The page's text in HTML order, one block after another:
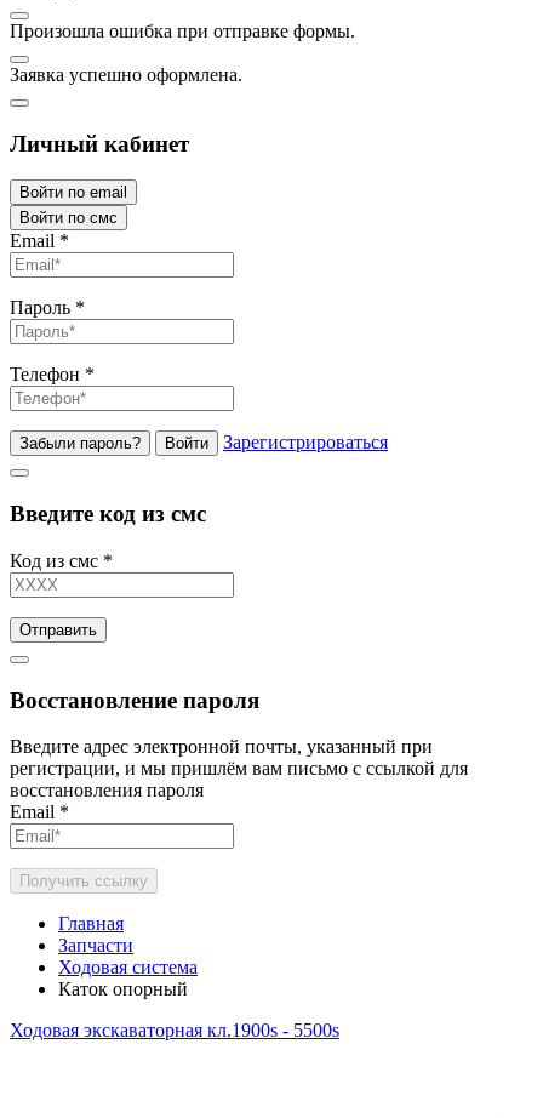
Произошла ошибка при отправке формы.
Заявка успешно оформлена.
Личный кабинет
Войти по email
Войти по смс
Email *
Пароль *
Телефон *
Забыли пароль? Войти Зарегистрироваться
Введите код из смс
Код из смс *
Отправить
Восстановление пароля
Введите адрес электронной почты, указанный при
регистрации, и мы пришлём вам письмо с ссылкой для
восстановления пароля
Email *
Получить ссылку
Главная
Запчасти
Ходовая система
Каток опорный
Ходовая экскаваторная кл.1900s - 5500s